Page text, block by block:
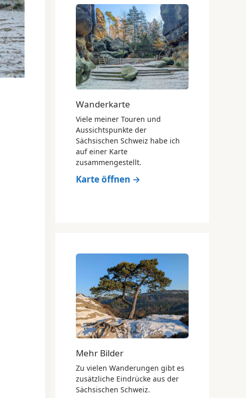
Wanderkarte
Viele meiner Touren und
Aussichtspunkte der
Sächsischen Schweiz habe ich
auf einer Karte
zusammengestellt.
Karte öffnen →
Mehr Bilder
Zu vielen Wanderungen gibt es
zusätzliche Eindrücke aus der
Sächsischen Schweiz.